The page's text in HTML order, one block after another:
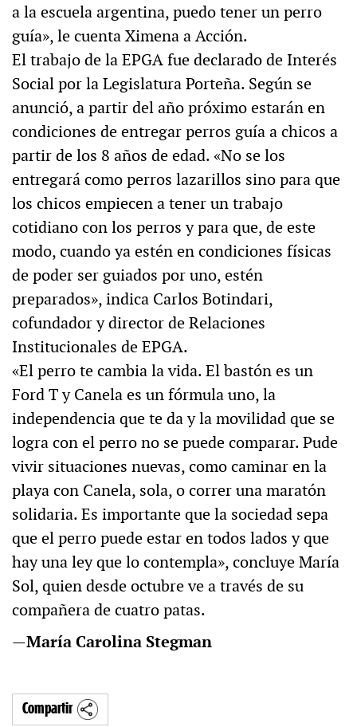
a la escuela argentina, puedo tener un perro
guía», le cuenta Ximena a Acción.
El trabajo de la EPGA fue declarado de Interés
Social por la Legislatura Porteña. Según se
anunció, a partir del año próximo estarán en
condiciones de entregar perros guía a chicos a
partir de los 8 años de edad. «No se los
entregará como perros lazarillos sino para que
los chicos empiecen a tener un trabajo
cotidiano con los perros y para que, de este
modo, cuando ya estén en condiciones físicas
de poder ser guiados por uno, estén
preparados», indica Carlos Botindari,
cofundador y director de Relaciones
Institucionales de EPGA.
«El perro te cambia la vida. El bastón es un
Ford T y Canela es un fórmula uno, la
independencia que te da y la movilidad que se
logra con el perro no se puede comparar. Pude
vivir situaciones nuevas, como caminar en la
playa con Canela, sola, o correr una maratón
solidaria. Es importante que la sociedad sepa
que el perro puede estar en todos lados y que
hay una ley que lo contempla», concluye María
Sol, quien desde octubre ve a través de su
compañera de cuatro patas.
—María Carolina Stegman
Compartir